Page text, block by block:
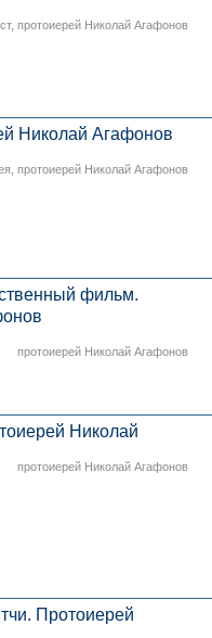
,протоиерей Николай Агафонов
Николай Агафонов
,протоиерей Николай Агафонов
фильм.
протоиерей Николай Агафонов
Николай
протоиерей Николай Агафонов
Протоиерей